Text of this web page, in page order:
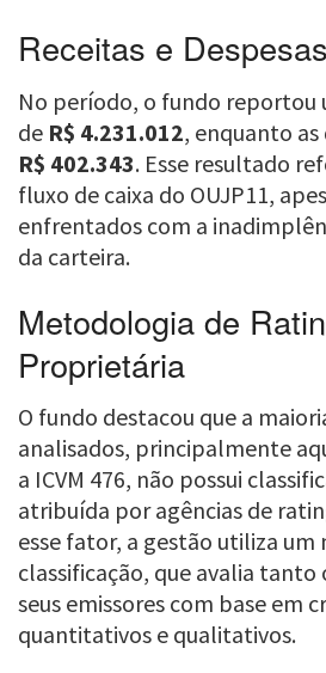
Receitas e
No período, o fundo reportou
de R$ 4.231.012, enquanto as
R$ 402.343. Esse resultado
fluxo de caixa do OUJP11,
enfrentados com a
da carteira.
Metodologia de
Proprietária
O fundo destacou que a
analisados, principalmente
a ICVM 476, não possui
atribuída por agências de
esse fator, a gestão utiliza
classificação, que avalia tanto
seus emissores com base em
quantitativos e qualitativos.